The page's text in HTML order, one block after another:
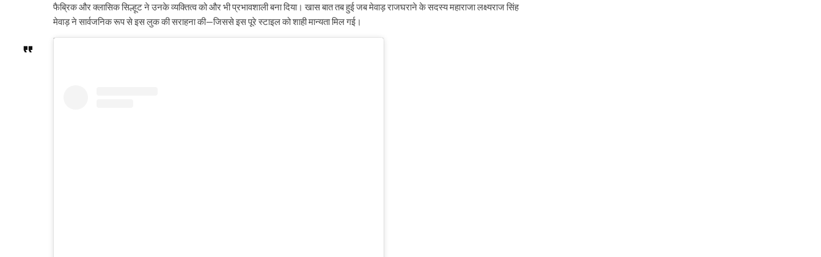
फैब्रिक और क्लासिक सिल्हूट ने उनके व्यक्तित्व को और भी प्रभावशाली बना दिया। खास बात तब हुई जब मेवाड़ राजघराने के सदस्य महाराजा लक्ष्यराज सिंह
मेवाड़ ने सार्वजनिक रूप से इस लुक की सराहना की—जिससे इस पूरे स्टाइल को शाही मान्यता मिल गई।